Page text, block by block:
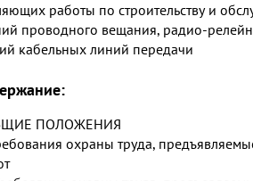
работы по строительству и
проводного вещания, радио-
кабельных линий передачи
ПОЛОЖЕНИЯ
охраны труда,